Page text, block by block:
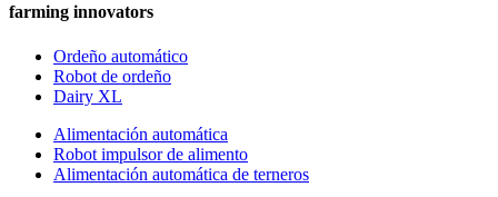
farming innovators
Ordeño automático
Robot de ordeño
Dairy XL
Alimentación automática
Robot impulsor de alimento
Alimentación automática de terneros